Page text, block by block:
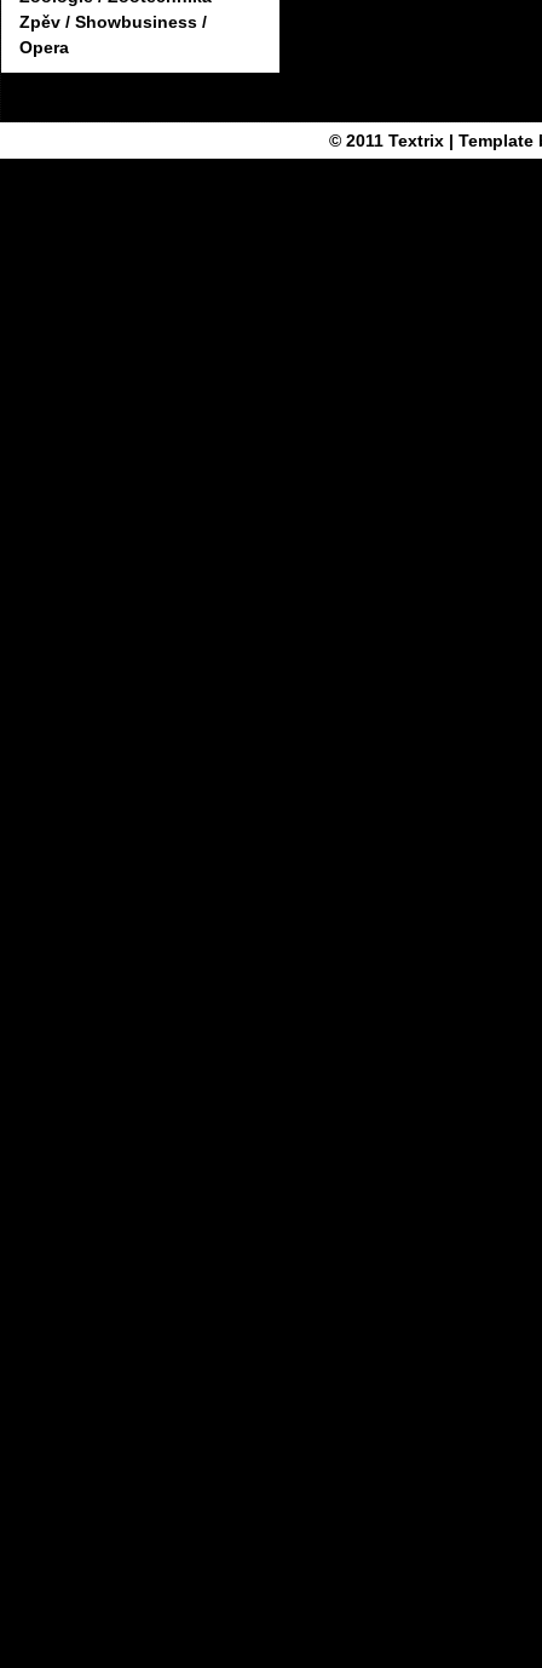
Zpěv / Showbusiness /
Opera
© 2011 Textrix| Template